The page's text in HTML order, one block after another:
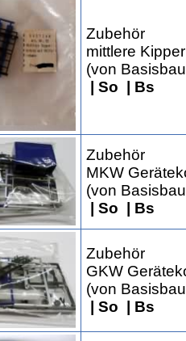
Zubehör
mittlere
(von
| So | Bs
Zubehör
MKW
(von
| So | Bs
Zubehör
GKW
(von
| So | Bs